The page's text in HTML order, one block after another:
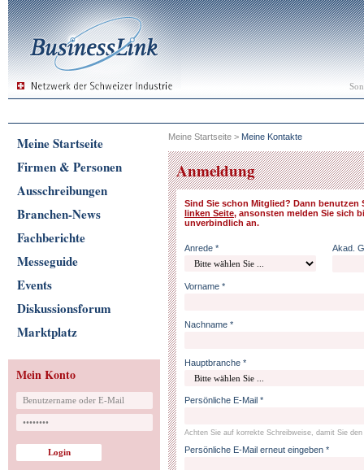
Meine Startseite
Firmen & Personen
Ausschreibungen
Branchen-News
Fachberichte
Messeguide
Events
Diskussionsforum
Marktplatz
Mein Konto
Meine Startseite > Meine Kontakte
Anmeldung
Sind Sie schon Mitglied? Dann benutzen
linken Seite, ansonsten melden Sie sich
unverbindlich an.
Anrede * Akad.
Vorname *
Nachname *
Hauptbranche *
Persönliche E-Mail *
Achten Sie auf korrekte Schreibweise, damit Sie
Persönliche E-Mail erneut eingeben *